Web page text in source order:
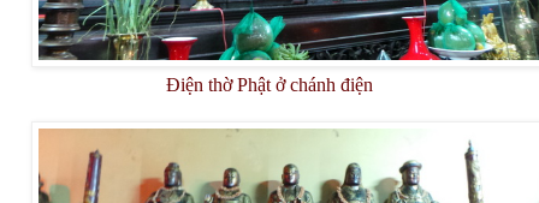
Điện thờ Phật ở chánh điện